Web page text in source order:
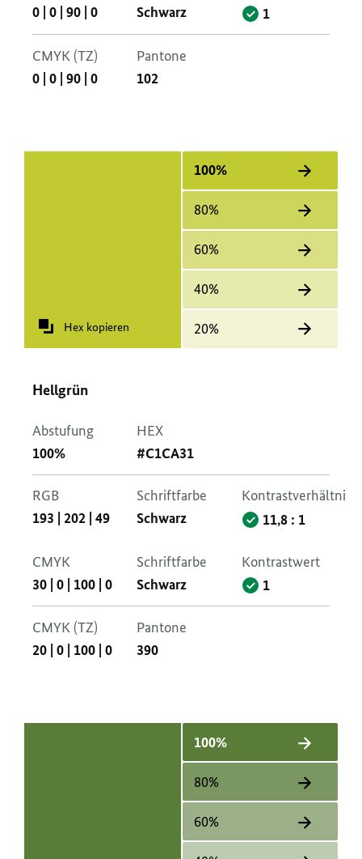
0 0 90 0 Schwarz 1
CMYK (TZ)
0 0 90 0
Pantone
102
Hex kopieren
100%
80%
60%
40%
20%
Hellgrün
Abstufung
100%
HEX
#C1CA31
RGB
193 202 49
Schriftfarbe
Schwarz
Kontrastverhältnis
11,8 : 1
CMYK
30 | 0 | 100 | 0
Schriftfarbe
Schwarz
Kontrastwert
1
CMYK (TZ)
20 0 100 0
Pantone
390
100%
80%
60%